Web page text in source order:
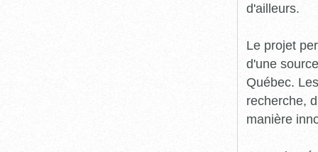
d'ailleurs.
Le projet
d'une
Québec.
recherche,
manière